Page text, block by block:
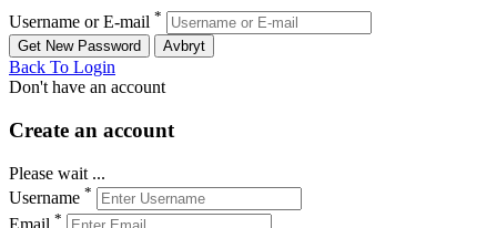
Username or E-mail *
Back To Login
Don't have an account
Create an account
Please wait ...
Username *
*